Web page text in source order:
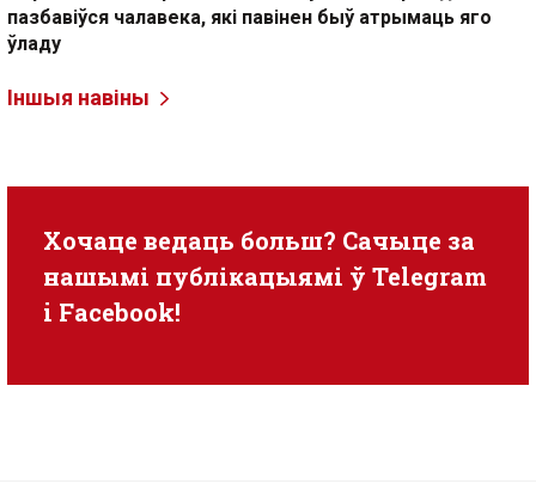
пазбавіўся чалавека, які павінен быў атрымаць яго
ўладу
Іншыя навіны
Хочаце ведаць больш? Сачыце за
нашымі публікацыямі ў Telegram
i Facebook!